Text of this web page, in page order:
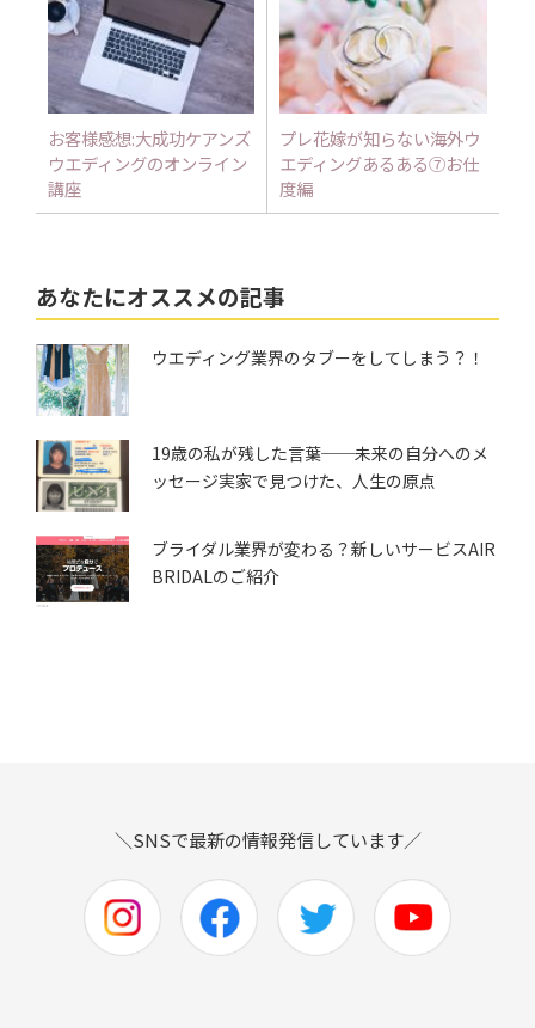
お客様感想:大成功ケアンズ
ウエディングのオンライン
講座
プレ花嫁が知らない海外ウ
エディングあるある⑦お仕
度編
あなたにオススメの記事
ウエディング業界のタブーをしてしまう？！
19歳の私が残した言葉──未来の自分へのメ
ッセージ実家で見つけた、人生の原点
ブライダル業界が変わる？新しいサービスAIR
BRIDALのご紹介
＼SNSで最新の情報発信しています／